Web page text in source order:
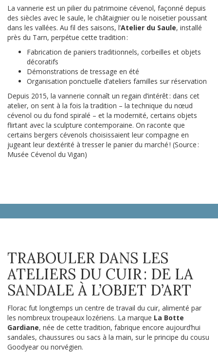
La vannerie est un pilier du patrimoine cévenol, façonné depuis
des siècles avec le saule, le châtaignier ou le noisetier poussant
dans les vallées. Au fil des saisons, l’Atelier du Saule, installé
près du Tarn, perpétue cette tradition :
Fabrication de paniers traditionnels, corbeilles et objets
décoratifs
Démonstrations de tressage en été
Organisation ponctuelle d’ateliers familles sur réservation
Depuis 2015, la vannerie connaît un regain d’intérêt : dans cet
atelier, on sent à la fois la tradition – la technique du nœud
cévenol ou du fond spiralé – et la modernité, certains objets
flirtant avec la sculpture contemporaine. On raconte que
certains bergers cévenols choisissaient leur compagne en
jugeant leur dextérité à tresser le panier du marché ! (Source :
Musée Cévenol du Vigan)
TRABOULER DANS LES
ATELIERS DU CUIR : DE LA
SANDALE À L’OBJET D’ART
Florac fut longtemps un centre de travail du cuir, alimenté par
les nombreux troupeaux lozériens. La marque La Botte
Gardiane, née de cette tradition, fabrique encore aujourd’hui
sandales, chaussures ou sacs à la main, sur le principe du cousu
Goodyear ou norvégien.